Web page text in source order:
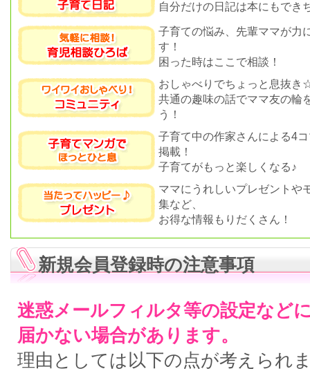
自分だけの日記は本にもでき
子育ての悩み、先輩ママが力
す！
困った時はここで相談！
おしゃべりでちょっと息抜き
共通の趣味の話でママ友の輪
う！
子育て中の作家さんによる4
掲載！
子育てがもっと楽しくなる♪
ママにうれしいプレゼントや
集など、
お得な情報もりだくさん！
新規会員登録時の注意事項
迷惑メールフィルタ等の設定など
届かない場合があります。
理由としては以下の点が考えられ